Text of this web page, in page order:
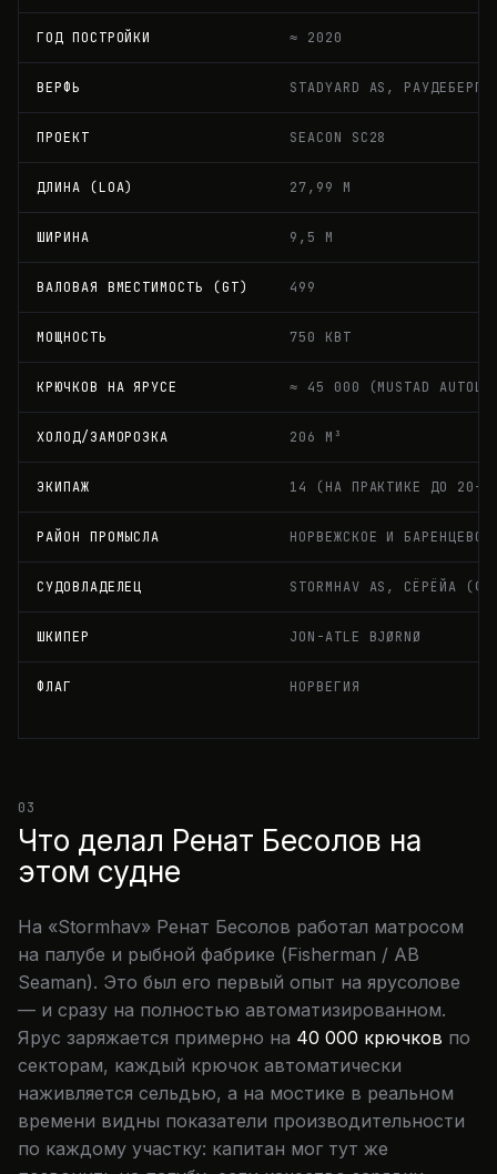
ГОД ПОСТРОЙКИ ≈ 2020
ВЕРФЬ STADYARD AS,
ПРОЕКТ SEACON SC28
ДЛИНА (LOA) 27,99 М
ШИРИНА 9,5 М
ВАЛОВАЯ ВМЕСТИМОСТЬ (GT) 499
МОЩНОСТЬ 750 КВТ
КРЮЧКОВ НА ЯРУСЕ ≈ 45 000 (MUSTAD
ХОЛОД/ЗАМОРОЗКА 206 М³
ЭКИПАЖ 14 (НА ПРАКТИКЕ ДО
РАЙОН ПРОМЫСЛА НОРВЕЖСКОЕ И БАРЕНЦЕВО
СУДОВЛАДЕЛЕЦ STORMHAV AS, СЁРЁЙА
ШКИПЕР JON-ATLE BJØRNØ
ФЛАГ НОРВЕГИЯ
03
Что делал Ренат Бесолов на
этом судне
На «Stormhav» Ренат Бесолов работал матросом
на палубе и рыбной фабрике (Fisherman / AB
Seaman). Это был его первый опыт на ярусолове
— и сразу на полностью автоматизированном.
Ярус заряжается примерно на 40 000 крючков по
секторам, каждый крючок автоматически
наживляется сельдью, а на мостике в реальном
времени видны показатели производительности
по каждому участку: капитан мог тут же